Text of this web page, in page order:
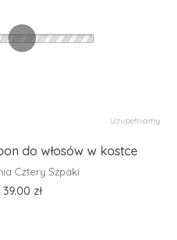
Uzupełniamy
do włosów w kostce
Cztery Szpaki
39.00 zł